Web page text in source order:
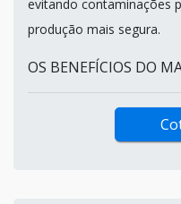
evitando contaminações
produção mais segura.
OS BENEFÍCIOS DO